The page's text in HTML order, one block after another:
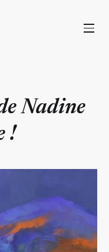
Nadine
!